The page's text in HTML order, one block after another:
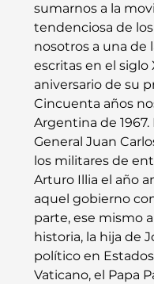
sumarnos a la
tendenciosa de
nosotros a una de
escritas en el siglo
aniversario de su
Cincuenta años
Argentina de
General Juan
los militares de
Arturo Illia el año
aquel gobierno
parte, ese mismo
historia, la hija de
político en
Vaticano, el Papa